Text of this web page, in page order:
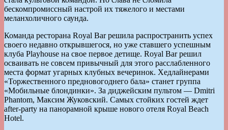
бескомпромиссный настрой их тяжелого и местами
меланхоличного саунда.
Команда ресторана Royal Bar решила распространить успех
своего недавно открывшегося, но уже ставшего успешным
клуба Playhouse на свое первое детище. Royal Bar решил
осваивать не совсем привычный для этого расслабленного
места формат угарных клубных вечеринок. Хедлайнерами
«Торжественного предновогоднего бала» станет группа
«Мобильные блондинки». За диджейским пультом — Dmitri
Phantom, Максим Жуковский. Самых стойких гостей ждет
after-party на панорамной крыше нового отеля Royal Beach
Hotel.